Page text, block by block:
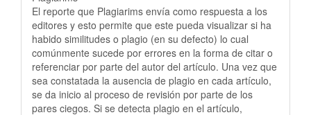
El reporte que Plagiarims envía como respuesta a los
editores y esto permite que este pueda visualizar si ha
habido similitudes o plagio (en su defecto) lo cual
comúnmente sucede por errores en la forma de citar o
referenciar por parte del autor del artículo. Una vez que
sea constatada la ausencia de plagio en cada artículo,
se da inicio al proceso de revisión por parte de los
pares ciegos. Si se detecta plagio en el artículo,